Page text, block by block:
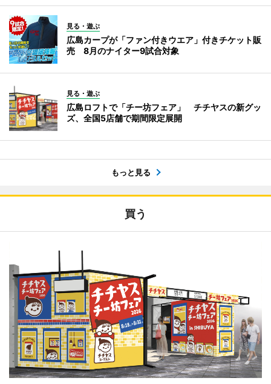
見る・遊ぶ
広島カープが「ファン付きウエア」付きチケット販
売 8月のナイター9試合対象
見る・遊ぶ
広島ロフトで「チー坊フェア」 チチヤスの新グッ
ズ、全国5店舗で期間限定展開
もっと見る
買う